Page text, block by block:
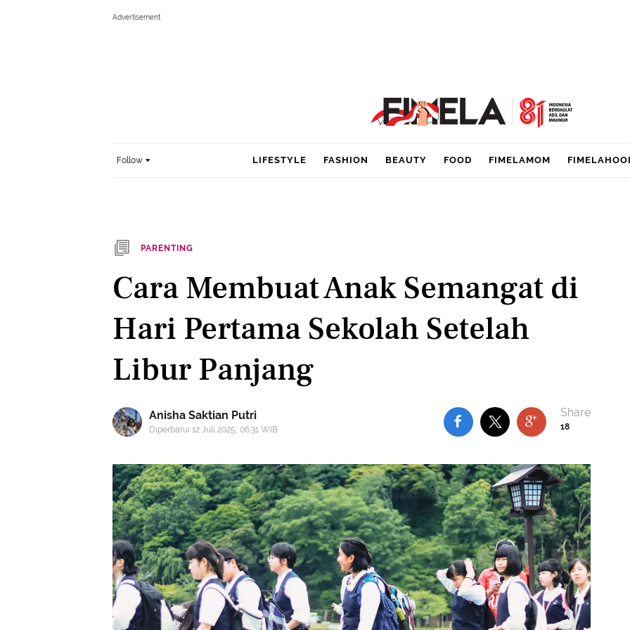
Follow LIFESTYLE FASHION BEAUTY FOOD FIMELAMOM
PARENTING
Cara Membuat Anak Semangat di
Hari Pertama Sekolah Setelah
Libur Panjang
Anisha Saktian Putri
Diperbarui 12 Juli 2025, 06:31 WIB 18